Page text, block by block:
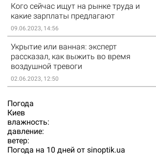
Кого сейчас ищут на рынке труда и
какие зарплаты предлагают
09.06.2023, 14:56
Укрытие или ванная: эксперт
рассказал, как выжить во время
воздушной тревоги
02.06.2023, 12:50
Погода
Киев
влажность:
давление:
ветер:
Погода на 10 дней от sinoptik.ua